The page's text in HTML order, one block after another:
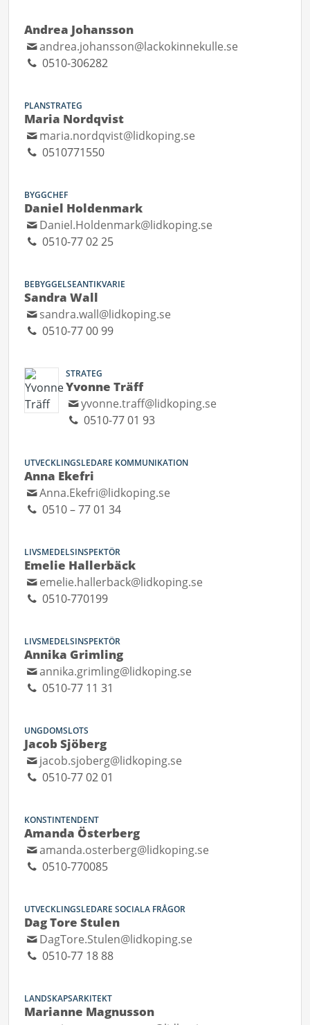
Andrea Johansson
andrea.johansson@lackokinnekulle.se
0510-306282
PLANSTRATEG
Maria Nordqvist
maria.nordqvist@lidkoping.se
0510771550
BYGGCHEF
Daniel Holdenmark
Daniel.Holdenmark@lidkoping.se
0510-77 02 25
BEBYGGELSEANTIKVARIE
Sandra Wall
sandra.wall@lidkoping.se
0510-77 00 99
STRATEG
Yvonne Träff
yvonne.traff@lidkoping.se
0510-77 01 93
UTVECKLINGSLEDARE KOMMUNIKATION
Anna Ekefri
Anna.Ekefri@lidkoping.se
0510 – 77 01 34
LIVSMEDELSINSPEKTÖR
Emelie Hallerbäck
emelie.hallerback@lidkoping.se
0510-770199
LIVSMEDELSINSPEKTÖR
Annika Grimling
annika.grimling@lidkoping.se
0510-77 11 31
UNGDOMSLOTS
Jacob Sjöberg
jacob.sjoberg@lidkoping.se
0510-77 02 01
KONSTINTENDENT
Amanda Österberg
amanda.osterberg@lidkoping.se
0510-770085
UTVECKLINGSLEDARE SOCIALA FRÅGOR
Dag Tore Stulen
DagTore.Stulen@lidkoping.se
0510-77 18 88
LANDSKAPSARKITEKT
Marianne Magnusson